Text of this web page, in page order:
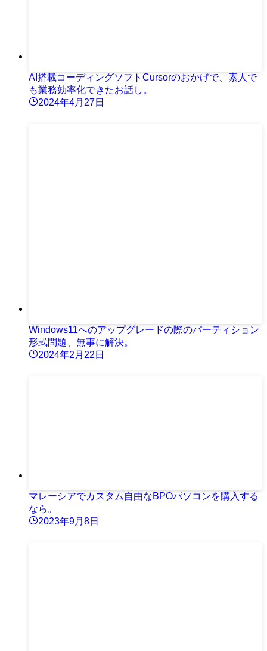
AI搭載コーディングソフトCursorのおかげで、素人で
も業務効率化できたお話し。
2024年4月27日
Windows11へのアップグレードの際のパーティション
形式問題、無事に解決。
2024年2月22日
マレーシアでカスタム自由なBPOパソコンを購入する
なら。
2023年9月8日